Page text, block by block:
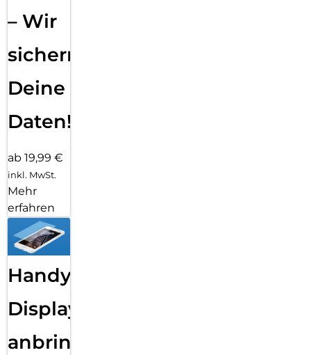
– Wir
sichern
Deine
Daten!
ab 19,99 €
inkl. MwSt.
Mehr
erfahren
Handy
Displayfolie
anbringen